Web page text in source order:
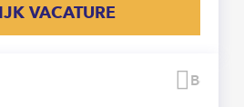
VACATURE